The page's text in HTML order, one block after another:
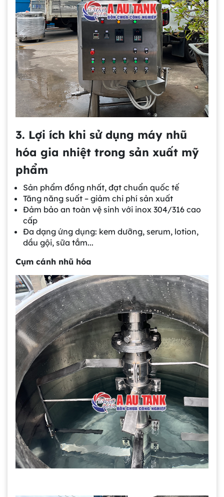
3. Lợi ích khi sử dụng máy nhũ
hóa gia nhiệt trong sản xuất mỹ
phẩm
Sản phẩm đồng nhất, đạt chuẩn quốc tế
Tăng năng suất – giảm chi phí sản xuất
Đảm bảo an toàn vệ sinh với inox 304/316 cao
cấp
Đa dạng ứng dụng: kem dưỡng, serum, lotion,
dầu gội, sữa tắm...
Cụm cánh nhũ hóa